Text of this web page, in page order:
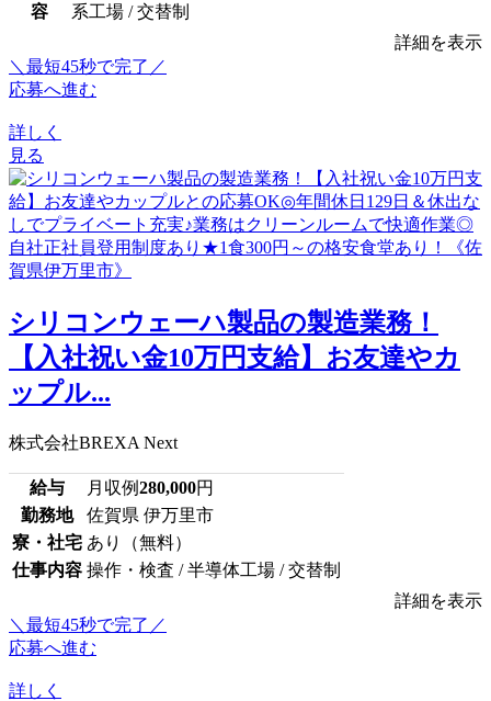
容
系工場 / 交替制
詳細を表示
＼最短45秒で完了／
応募へ進む
詳しく
見る
シリコンウェーハ製品の製造業務！
【入社祝い金10万円支給】お友達やカ
ップル...
株式会社BREXA Next
給与 月収例280,000円
勤務地
佐賀県 伊万里市
寮・社宅 あり（無料）
仕事内容 操作・検査 / 半導体工場 / 交替制
詳細を表示
＼最短45秒で完了／
応募へ進む
詳しく